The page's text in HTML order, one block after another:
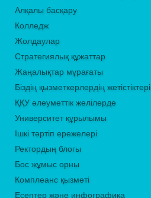
Алқалы басқару
Колледж
Жолдаулар
Стратегиялық құжаттар
Жаңалықтар мұрағаты
Біздің қызметкерлердің жетістіктері
ҚҚУ әлеуметтік желілерде
Университет құрылымы
Ішкі тәртіп ережелері
Ректордың блогы
Бос жұмыс орны
Комплеанс қызметі
Есептер және инфографика